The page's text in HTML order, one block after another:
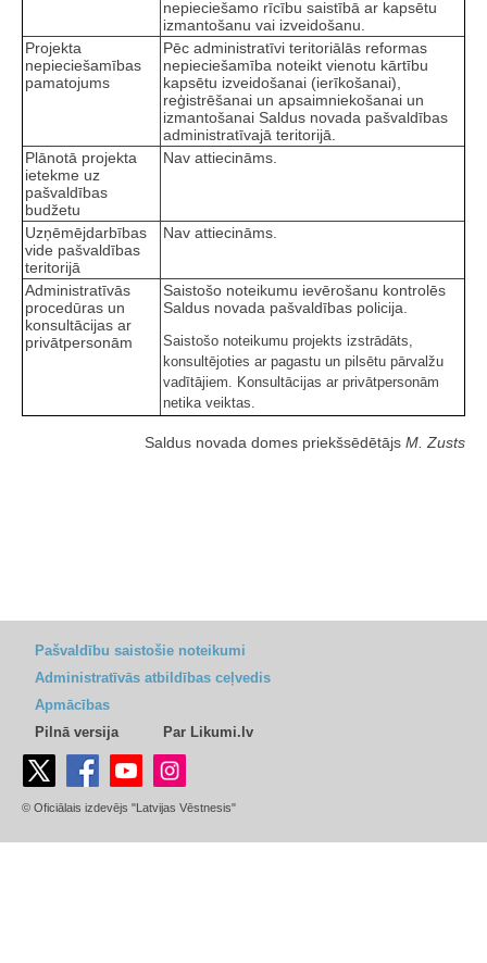
nepieciešamo rīcību saistībā ar kapsētu
izmantošanu vai izveidošanu.
Projekta
nepieciešamības
pamatojums
Pēc administratīvi teritoriālās reformas
nepieciešamība noteikt vienotu kārtību
kapsētu izveidošanai (ierīkošanai),
reģistrēšanai un apsaimniekošanai un
izmantošanai Saldus novada pašvaldības
administratīvajā teritorijā.
Plānotā projekta
ietekme uz
pašvaldības
budžetu
Nav attiecināms.
Uzņēmējdarbības
vide pašvaldības
teritorijā
Nav attiecināms.
Administratīvās
procedūras un
konsultācijas ar
privātpersonām
Saistošo noteikumu ievērošanu kontrolēs
Saldus novada pašvaldības policija.
Saistošo noteikumu projekts izstrādāts,
konsultējoties ar pagastu un pilsētu pārvalžu
vadītājiem. Konsultācijas ar privātpersonām
netika veiktas.
Saldus novada domes priekšsēdētājs M. Zusts
Pašvaldību saistošie noteikumi
Administratīvās atbildības ceļvedis
Apmācības
Pilnā versija
Par Likumi.lv
© Oficiālais izdevējs "Latvijas Vēstnesis"